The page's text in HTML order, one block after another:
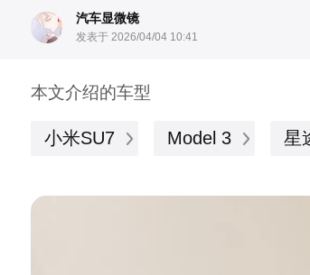
汽车显微镜
发表于 2026/04/04 10:41
本文介绍的车型
小米SU7 Model 3 星